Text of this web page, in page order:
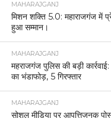
MAHARAJGANJ
मिशन शक्ति 5.0: महाराजगंज में
हुआ सम्मान।
MAHARAJGANJ
महराजगंज पुलिस की बड़ी
का भंडाफोड़, 5 गिरफ्तार
MAHARAJGANJ
सोशल मीडिया पर आपत्तिजनक